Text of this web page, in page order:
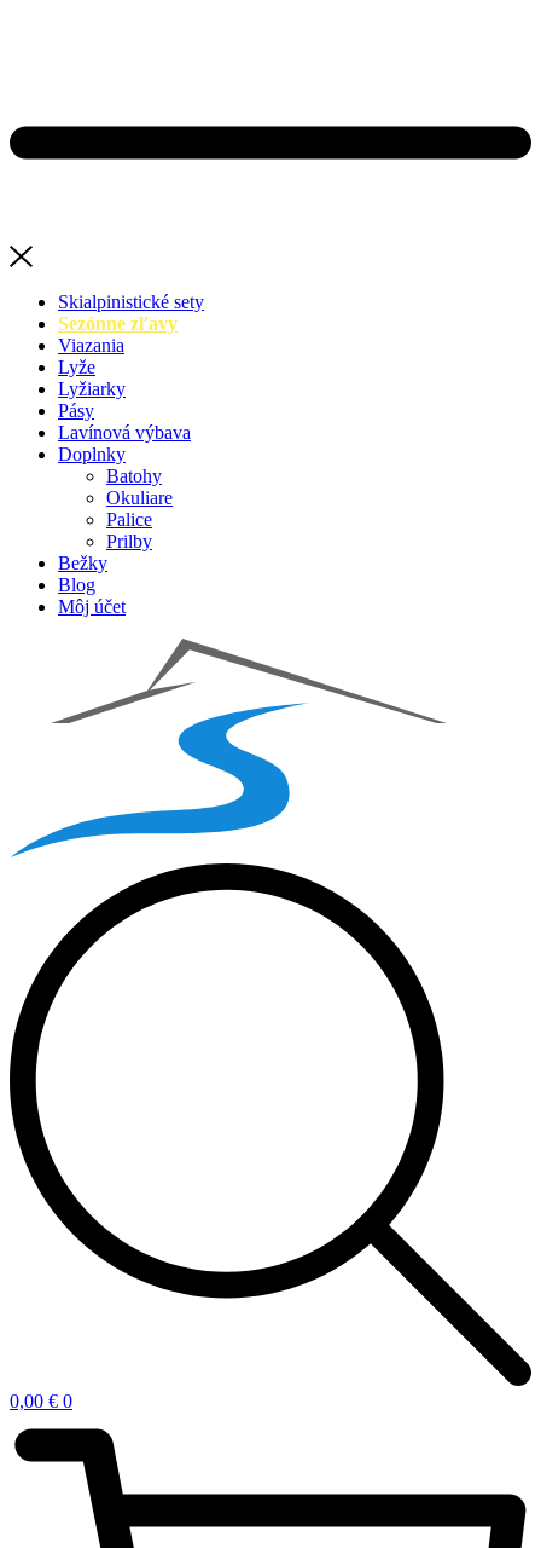
Skialpinistické sety
Sezónne zľavy
Viazania
Lyže
Lyžiarky
Pásy
Lavínová výbava
Doplnky
Batohy
Okuliare
Palice
Prilby
Bežky
Blog
Môj účet
0,00 € 0